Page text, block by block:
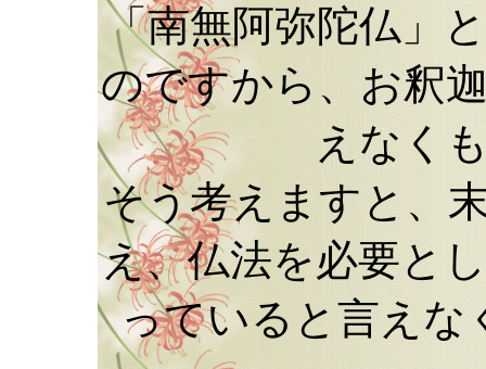
「南無阿弥陀仏」
のですから、お釈
えなく
そう考えますと、
え、仏法を必要と
っていると言えな